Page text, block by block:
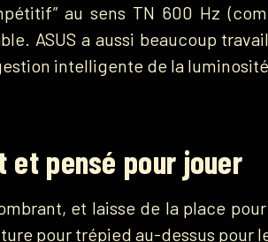
au sens TN 600 Hz
ASUS a aussi beaucoup
intelligente de la
et pensé pour jouer
et laisse de la place
pour trépied au-dessus pour